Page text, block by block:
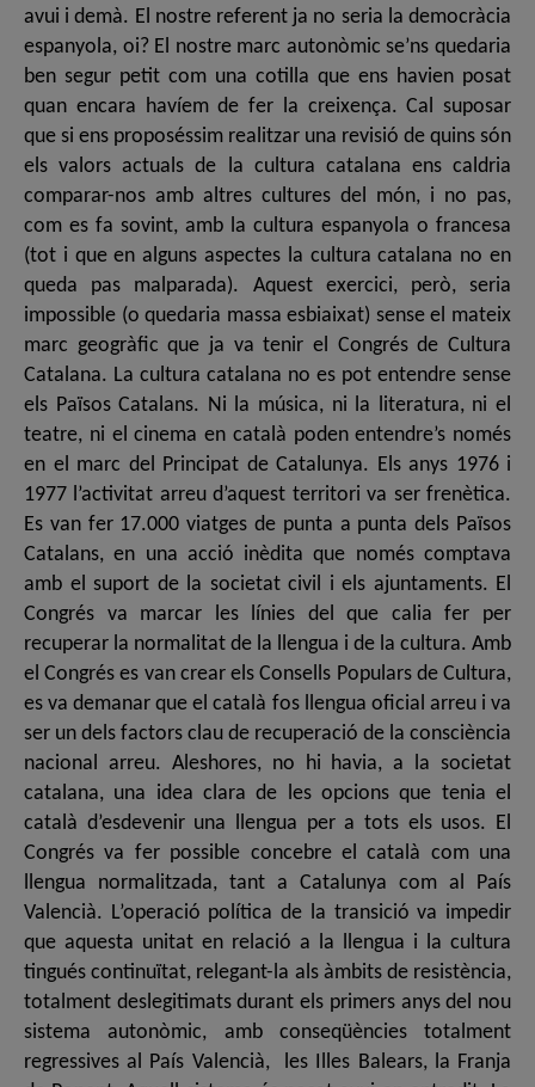
avui i demà. El nostre referent ja no seria la democràcia
espanyola, oi? El nostre marc autonòmic se’ns quedaria
ben segur petit com una cotilla que ens havien posat
quan encara havíem de fer la creixença. Cal suposar
que si ens proposéssim realitzar una revisió de quins són
els valors actuals de la cultura catalana ens caldria
comparar-nos amb altres cultures del món, i no pas,
com es fa sovint, amb la cultura espanyola o francesa
(tot i que en alguns aspectes la cultura catalana no en
queda pas malparada). Aquest exercici, però, seria
impossible (o quedaria massa esbiaixat) sense el mateix
marc geogràfic que ja va tenir el Congrés de Cultura
Catalana. La cultura catalana no es pot entendre sense
els Països Catalans. Ni la música, ni la literatura, ni el
teatre, ni el cinema en català poden entendre’s només
en el marc del Principat de Catalunya. Els anys 1976 i
1977 l’activitat arreu d’aquest territori va ser frenètica.
Es van fer 17.000 viatges de punta a punta dels Països
Catalans, en una acció inèdita que només comptava
amb el suport de la societat civil i els ajuntaments. El
Congrés va marcar les línies del que calia fer per
recuperar la normalitat de la llengua i de la cultura. Amb
el Congrés es van crear els Consells Populars de Cultura,
es va demanar que el català fos llengua oficial arreu i va
ser un dels factors clau de recuperació de la consciència
nacional arreu. Aleshores, no hi havia, a la societat
catalana, una idea clara de les opcions que tenia el
català d’esdevenir una llengua per a tots els usos. El
Congrés va fer possible concebre el català com una
llengua normalitzada, tant a Catalunya com al País
Valencià. L’operació política de la transició va impedir
que aquesta unitat en relació a la llengua i la cultura
tingués continuïtat, relegant-la als àmbits de resistència,
totalment deslegitimats durant els primers anys del nou
sistema autonòmic, amb conseqüències totalment
regressives al País Valencià, les Illes Balears, la Franja